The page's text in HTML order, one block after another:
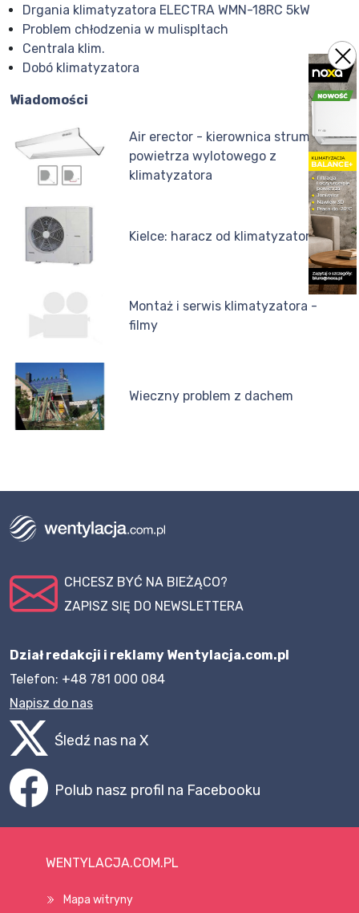
Drgania klimatyzatora ELECTRA WMN-18RC 5kW
Problem chłodzenia w mulispltach
Centrala klim.
Dobó klimatyzatora
Wiadomości
Air erector - kierownica strumienia
powietrza wylotowego z
klimatyzatora
Kielce: haracz od klimatyzatora
Montaż i serwis klimatyzatora -
filmy
Wieczny problem z dachem
CHCESZ BYĆ NA BIEŻĄCO?
ZAPISZ SIĘ DO NEWSLETTERA
Dział redakcji i reklamy Wentylacja.com.pl
Telefon: +48 781 000 084
Napisz do nas
Śledź nas na X
Polub nasz profil na Facebooku
WENTYLACJA.COM.PL
Mapa witryny